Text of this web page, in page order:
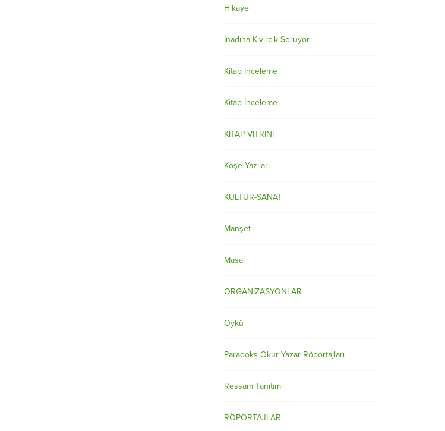
Hikaye
İnadına Kıvırcık Soruyor
Kitap İnceleme
Kitap İnceleme
KİTAP VİTRİNİ
Köşe Yazıları
KÜLTÜR-SANAT
Manşet
Masal
ORGANİZASYONLAR
Öykü
Paradoks Okur Yazar Röportajları
Ressam Tanıtımı
RÖPORTAJLAR